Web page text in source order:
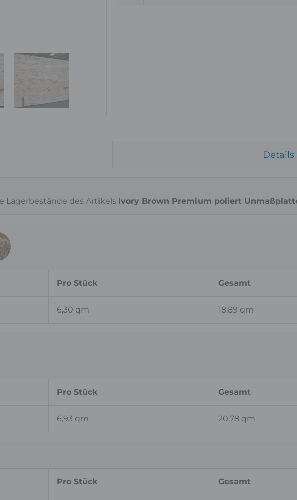
Details
Lagerbestände des Artikels Ivory Brown Premium poliert
Pro Stück Gesamt
6,30 qm 18,89 qm
Pro Stück Gesamt
6,93 qm 20,78 qm
Pro Stück Gesamt